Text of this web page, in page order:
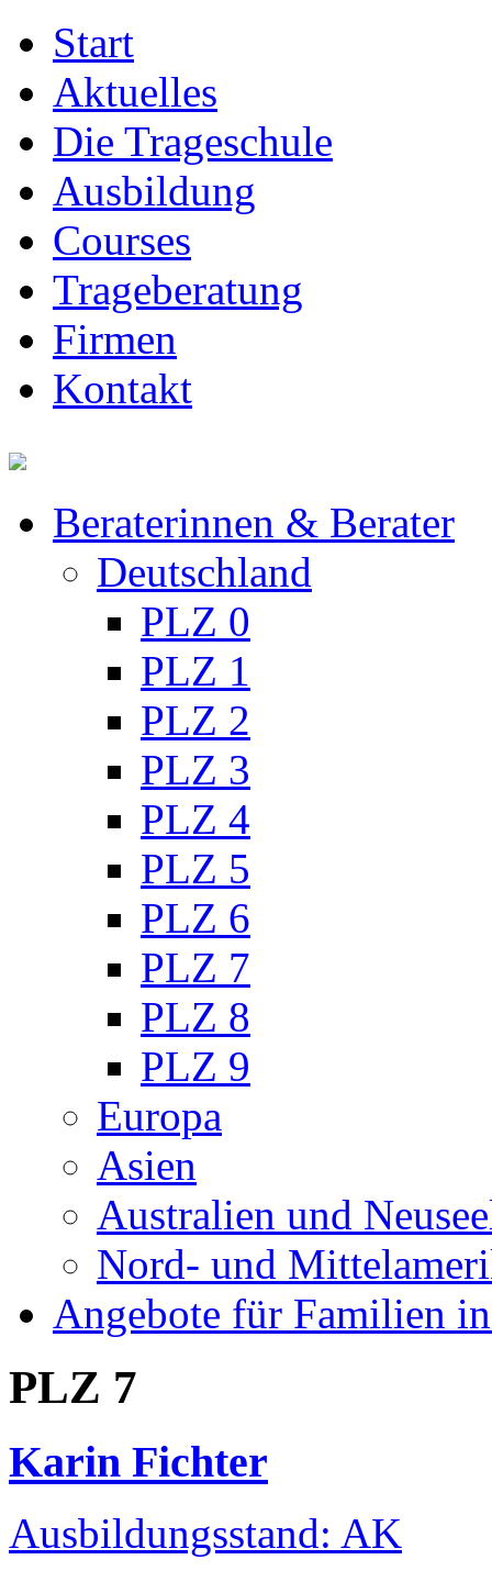
Start
Aktuelles
Die Trageschule
Ausbildung
Courses
Trageberatung
Firmen
Kontakt
Beraterinnen & Berater
Deutschland
PLZ 0
PLZ 1
PLZ 2
PLZ 3
PLZ 4
PLZ 5
PLZ 6
PLZ 7
PLZ 8
PLZ 9
Europa
Asien
Australien und
Nord- und
Angebote für Familien
PLZ 7
Karin Fichter
Ausbildungsstand: AK